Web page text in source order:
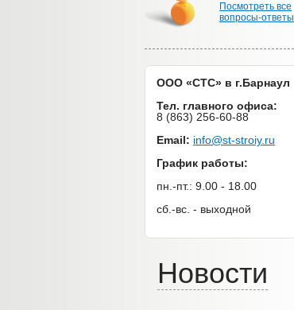
Посмотреть все
вопросы-ответы
ООО «СТС» в г.Барнаул
Тел. главного офиса:
8 (863) 256-60-88
Email: info@st-stroiy.ru
График работы:
пн.-пт.: 9.00 - 18.00
сб.-вс. - выходной
Новости